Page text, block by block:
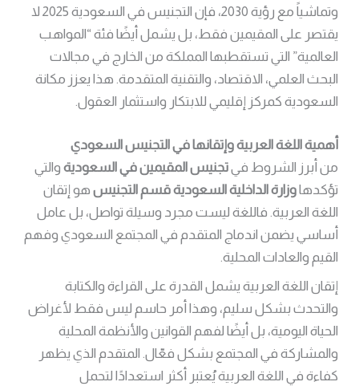
وتماشياً مع رؤية 2030، فإن التجنيس في السعودية 2025 لا
يقتصر على المقيمين فقط، بل يشمل أيضًا فئة “المواهب
العالمية” التي تستقطبها المملكة من الخارج في مجالات
البحث العلمي، الاقتصاد، والتقنية المتقدمة. هذا يعزز مكانة
السعودية كمركز إقليمي للابتكار واستثمار العقول.
أهمية اللغة العربية وإتقانها في التجنيس السعودي
من أبرز الشروط فيتجنيس المقيمين في السعودية والتي
تؤكدهاوزارة الداخلية السعودية قسم التجنيس هو إتقان
اللغة العربية. فاللغة ليست مجرد وسيلة تواصل، بل عامل
أساسي يضمن اندماج المتقدم في المجتمع السعودي وفهم
القيم والعادات المحلية.
إتقان اللغة العربية يشمل القدرة على القراءة والكتابة
والتحدث بشكل سليم، وهذا أمر حاسم ليس فقط لأغراض
الحياة اليومية، بل أيضًا لفهم القوانين والأنظمة المحلية
والمشاركة في المجتمع بشكل فعّال. المتقدم الذي يظهر
كفاءة في اللغة العربية يُعتبر أكثر استعدادًا لتحمل